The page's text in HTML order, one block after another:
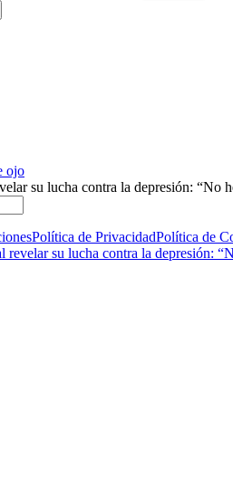
su lucha contra la depresión: “No
Política de PrivacidadPolítica de